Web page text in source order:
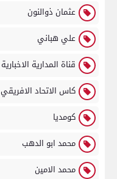
عثمان ذوالنون
علي هباني
قناة المدارية الاخبارية
كاس الاتحاد الافريقي
كومديا
محمد ابو الدهب
محمد الامين